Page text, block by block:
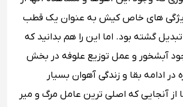
ویژگی های خاص کیش به عنوان یک قطب
گشته بود. اما این را هم بدانید که
آبشخور و عمل توزیع علوفه در بخش
در ادامه بقا و زندگی آهوان بسیار
از آنجایی که اصلی ترین عامل مرگ و میر